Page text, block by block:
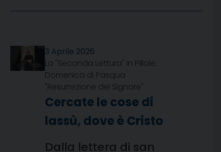
3 Aprile 2026
La "Seconda Lettura" in Pillole:
Domenica di Pasqua
"Resurrezione del Signore"
Cercate le cose di
lassù, dove è Cristo
Dalla lettera di san